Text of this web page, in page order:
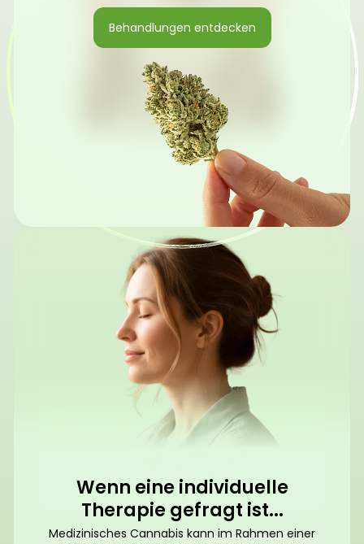
Behandlungen entdecken
Wenn eine individuelle
Therapie gefragt ist...
Medizinisches Cannabis kann im Rahmen einer